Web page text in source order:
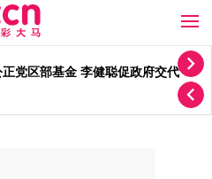
施压 扎希：我会保护你们